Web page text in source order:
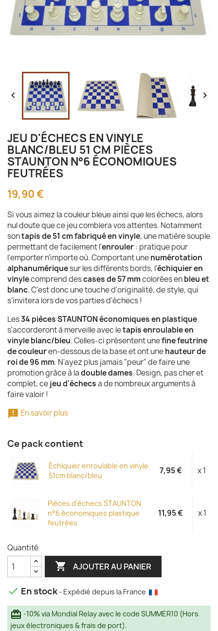
 
JEU D'ÉCHECS EN VINYLE
BLANC/BLEU 51 CM PIÈCES
STAUNTON N°6 ÉCONOMIQUES
FEUTRÉES
19,90 €
Si vous aimez la couleur bleue ainsi que les échecs, alors
nul doute que ce jeu comblera vos attentes. Notamment
sontapis de 51 cm fabriqué en vinyle, une matière souple
permettant de facilement l'enrouler: pratique pour
l'emporter n'importe où. Comportant unenumérotation
alphanumériquesur les différents bords, l'échiquier en
vinylecomprend descases de 57 mmcolorées enbleu et
blanc. C'est donc une touche d'originalité, de style, qui
s'invitera lors de vos parties d'échecs !
Les34 pièces STAUNTON économiques en plastique
s'accorderont à merveille avec letapis enroulable en
vinyle blanc/bleu. Celles-ci présentent unefine feutrine
de couleuren-dessous de la base et ont unehauteur de
roi de 96 mm. N'ayez plus jamais "peur" de faire une
promotion grâce à ladouble dames. Design, pas cher et
complet, cejeu d'échecsa de nombreux arguments à
faire valoir !
 En savoir plus
Ce pack contient
Échiquier enroulable en vinyle
51cm blanc/bleu
7,95 € x 1
Pièces d'échecs STAUNTON
n°6 économiques plastique
feutrées
11,95 € x 1
Quantité
 AJOUTER AU PANIER
 En stock- Expédié depuis la France
redeem -10% via Mondial Relay avec le code SUMMER10 (Hors
jeux électroniques & frais de port).